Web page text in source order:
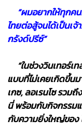
“ผมอยากให้ทุกค
ไทยต่อสู้จนได้เป็นเ
กรังด์ปรีซ์”
“ในช่วงวินเทอร์
แบบที่ไม่เคยเกิดขึ้น
เกซ, ลอเรนโซ รวม
นี่ พร้อมกับกิจกรรม
กับความยิ่งใหญ่ของ